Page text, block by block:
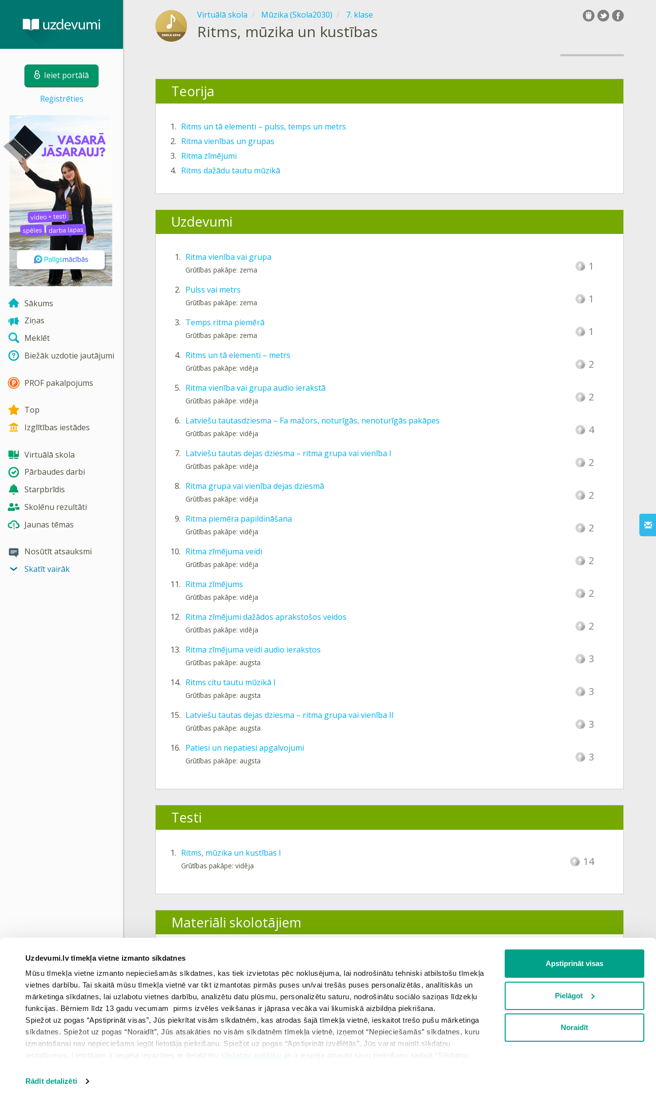
Uzdevumi.lv tīmekļa vietne izmanto sīkdatnes
Mūsu tīmekļa vietne izmanto nepieciešamās sīkdatnes, kas tiek izvietotas pēc noklusējuma, lai nodrošinātu tehniski atbilstošu tīmekļa
vietnes darbību. Tai skaitā mūsu tīmekļa vietnē var tikt izmantotas pirmās puses un/vai trešās puses personalizētās, analītiskās un
mārketinga sīkdatnes, lai uzlabotu vietnes darbību, analizētu datu plūsmu, personalizētu saturu, nodrošinātu sociālo saziņas līdzekļu
funkcijas. Bērniem līdz 13 gadu vecumam pirms izvēles veikšanas ir jāprasa vecāka vai likumiskā aizbildņa piekrišana.
Spiežot uz pogas “Apstiprināt visas”, Jūs piekrītat visām sīkdatnēm, kas atrodas šajā tīmekļa vietnē, ieskaitot trešo pušu mārketinga
sīkdatnes. Spiežot uz pogas “Noraidīt”, Jūs atsakāties no visām sīkdatnēm tīmekļa vietnē, izņemot “Nepieciešamās” sīkdatnes, kuru
izmantošanai nav nepieciešams iegūt lietotāja piekrišanu. Spiežot uz pogas “Apstiprināt izvēlētās”, Jūs varat mainīt sīkdatņu
iestatījumus. Lietotājam ir iespēja iepazīties ar detalizētu sīkdatņu politiku un ir iespēja atsaukt savu piekrišanu sadaļā “Sīkdatņu
Rādīt detalizēti
Apstiprināt visas
Pielāgot
Noraidīt
Ieiet portālā
Reģistrēties
Sākums
Ziņas
Meklēt
Biežāk uzdotie jautājumi
PROF pakalpojums
Top
Izglītības iestādes
Virtuālā skola
Pārbaudes darbi
Starpbrīdis
Skolēnu rezultāti
Jaunas tēmas
Nosūtīt atsauksmi
Skatīt vairāk
Virtuālā skola Mūzika (Skola2030) 7. klase
Ritms, mūzika un kustības
Teorija
1. Ritms un tā elementi – pulss, temps un metrs
2. Ritma vienības un grupas
3. Ritma zīmējumi
4. Ritms dažādu tautu mūzikā
Uzdevumi
1. Ritma vienība vai grupa
Grūtības pakāpe: zema 1
2. Pulss vai metrs
Grūtības pakāpe: zema 1
3. Temps ritma piemērā
Grūtības pakāpe: zema 1
4. Ritms un tā elementi – metrs
Grūtības pakāpe: vidēja 2
5. Ritma vienība vai grupa audio ierakstā
Grūtības pakāpe: vidēja 2
6. Latviešu tautasdziesma – Fa mažors, noturīgās, nenoturīgās pakāpes
Grūtības pakāpe: vidēja 4
7. Latviešu tautas dejas dziesma – ritma grupa vai vienība I
Grūtības pakāpe: vidēja 2
8. Ritma grupa vai vienība dejas dziesmā
Grūtības pakāpe: vidēja 2
9. Ritma piemēra papildināšana
Grūtības pakāpe: vidēja 2
10. Ritma zīmējuma veidi
Grūtības pakāpe: vidēja 2
11. Ritma zīmējums
Grūtības pakāpe: vidēja 2
12. Ritma zīmējumi dažādos aprakstošos veidos
Grūtības pakāpe: vidēja 2
13. Ritma zīmējuma veidi audio ierakstos
Grūtības pakāpe: augsta 3
14. Ritms citu tautu mūzikā I
Grūtības pakāpe: augsta 3
15. Latviešu tautas dejas dziesma – ritma grupa vai vienība II
Grūtības pakāpe: augsta 3
16. Patiesi un nepatiesi apgalvojumi
Grūtības pakāpe: augsta 3
Testi
1. Ritms, mūzika un kustības I
Grūtības pakāpe: vidēja 14
Materiāli skolotājiem
1. Satura rādītājs
Iepriekšējā tēma Visas tēmas Nākamā tēma